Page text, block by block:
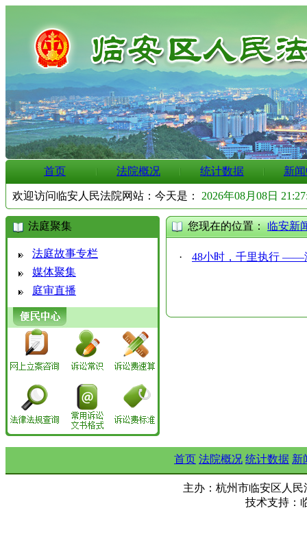
首页 法院概况 统计数据 新
欢迎访问临安人民法院网站：今天是： 2026年08月08日
法庭聚集
法庭故事专栏
媒体聚集
庭审直播
您现在的位置：临安新
· 48小时，千里执行 ——
首页 法院概况 统计数据 新
主办：杭州市临安区人民
技术支持：